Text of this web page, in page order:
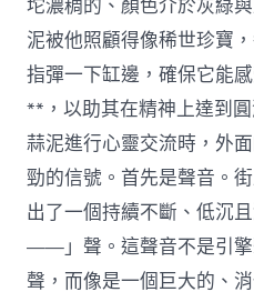
坨濃稠的、顏色介於灰綠
泥被他照顧得像稀世珍寶
指彈一下缸邊，確保它能
**，以助其在精神上達到
蒜泥進行心靈交流時，外
勁的信號。首先是聲音。
出了一個持續不斷、低沉
——」聲。這聲音不是引擎
聲，而像是一個巨大的、